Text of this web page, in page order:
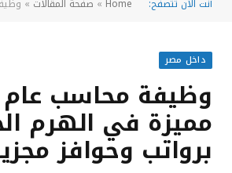
أنت الآن تتصفح: Home
» صفحة المقالات » وظيفة
داخل مصر
وظيفة محاسب
مميزة في الهرم
برواتب وحوافز